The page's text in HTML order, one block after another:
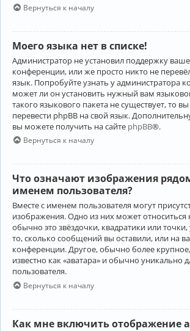
Вернуться к началу
Моего языка нет в списке!
Администратор не установил поддержку
конференции, или же просто никто не
язык. Попробуйте узнать у администратора
может ли он установить нужный вам
такого языкового пакета не существует, то
перевести phpBB на свой язык.
вы можете получить на сайте phpBB®.
Вернуться к началу
Что означают изображения
именем пользователя?
Вместе с именем пользователя могут
изображения. Одно из них может
обычно это звёздочки, квадратики или
то, сколько сообщений вы оставили, или на
конференции. Другое, обычно более
известно как «аватара» и обычно уникально
пользователя.
Вернуться к началу
Как мне включить отображение